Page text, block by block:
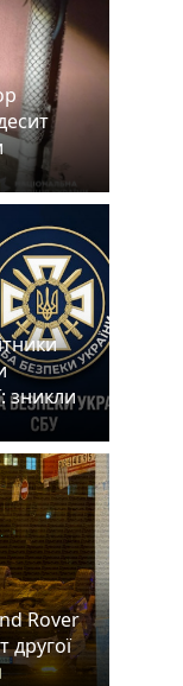
зникли
Rover
другої